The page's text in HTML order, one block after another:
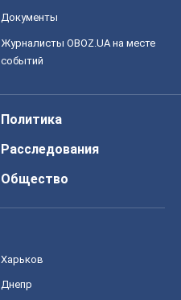
Документы
Журналисты OBOZ.UA на месте
событий
Политика
Расследования
Общество
Харьков
Днепр